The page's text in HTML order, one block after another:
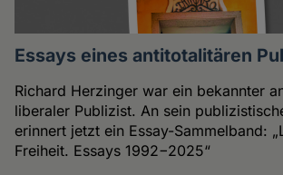
Essays eines antitotalitären
Richard Herzinger war ein bekannter
liberaler Publizist. An sein
erinnert jetzt ein Essay-Sammelband:
Freiheit. Essays 1992−2025“